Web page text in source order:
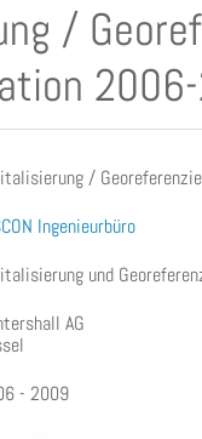
/
/
Ingenieurbüro
und
AG
- 2009